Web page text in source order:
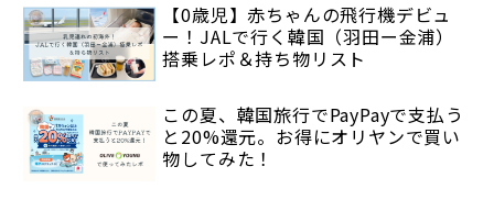
【0歳児】赤ちゃんの飛行機デビュ
ー！JALで行く韓国（羽田ー金浦）
搭乗レポ＆持ち物リスト
この夏、韓国旅行でPayPayで支払う
と20%還元。お得にオリヤンで買い
物してみた！